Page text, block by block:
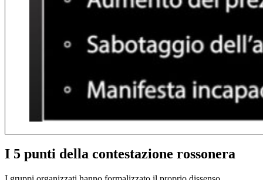
I 5 punti della contestazione rossonera